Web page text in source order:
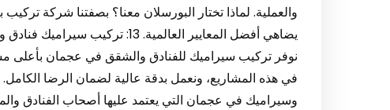
والعملية. لماذا تختار البورسلان معنا؟ بصفتنا شركة
يضاهي أفضل المعايير العالمية.
نوفر تركيب سيراميك للفنادق والشقق في عجمان بأعلى
في هذه المشاريع، ونعمل بدقة عالية لضمان الرضا